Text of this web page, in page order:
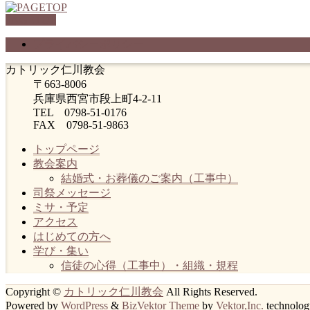
カトリック仁川教会
〒663-8006
兵庫県西宮市段上町4-2-11
TEL 0798-51-0176
FAX 0798-51-9863
トップページ
教会案内
結婚式・お葬儀のご案内（工事中）
司祭メッセージ
ミサ・予定
アクセス
はじめての方へ
学び・集い
信徒の心得（工事中）・組織・規程
Copyright © カトリック仁川教会 All Rights Reserved.
Powered by WordPress & BizVektor Theme by Vektor,Inc.